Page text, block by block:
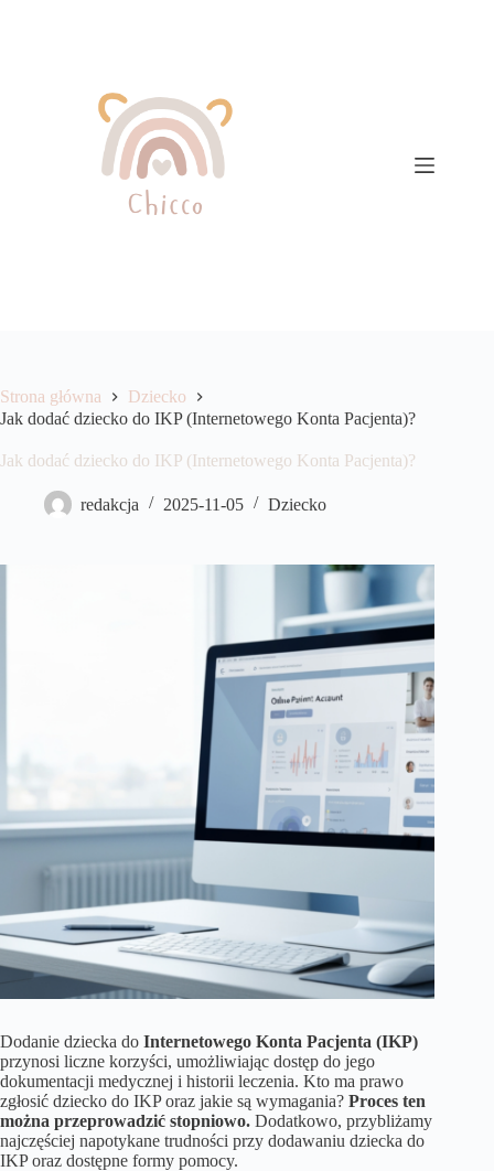
Strona główna
Dziecko
Jak dodać dziecko do IKP (Internetowego Konta Pacjenta)?
Jak dodać dziecko do IKP (Internetowego Konta Pacjenta)?
redakcja 2025-11-05 Dziecko
Dodanie dziecka do Internetowego Konta Pacjenta (IKP)
przynosi liczne korzyści, umożliwiając dostęp do jego
dokumentacji medycznej i historii leczenia. Kto ma prawo
zgłosić dziecko do IKP oraz jakie są wymagania? Proces ten
można przeprowadzić stopniowo. Dodatkowo, przybliżamy
najczęściej napotykane trudności przy dodawaniu dziecka do
IKP oraz dostępne formy pomocy.